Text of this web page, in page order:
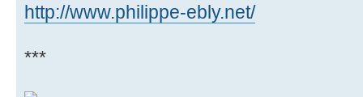
http://www.philippe-ebly.net/
***